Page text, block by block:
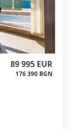
89 995 EUR
176 390 BGN